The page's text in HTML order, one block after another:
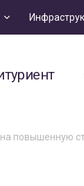
повышенную